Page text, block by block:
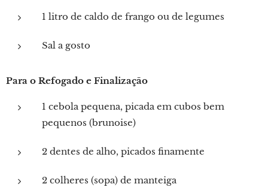
1 litro de caldo de frango ou de legumes
Sal a gosto
Para o Refogado e Finalização
1 cebola pequena, picada em cubos bem
pequenos (brunoise)
2 dentes de alho, picados finamente
2 colheres (sopa) de manteiga